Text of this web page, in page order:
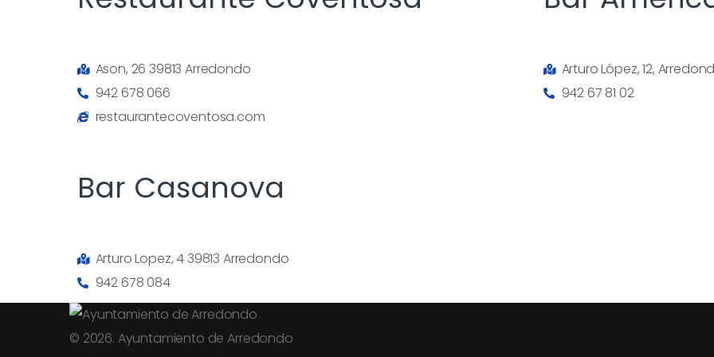
Ason, 26 39813 Arredondo
942 678 066
restaurantecoventosa.com
Arturo López, 12,
942 67 81 02
Bar Casanova
Arturo Lopez, 4 39813 Arredondo
942 678 084
© 2026. Ayuntamiento de Arredondo